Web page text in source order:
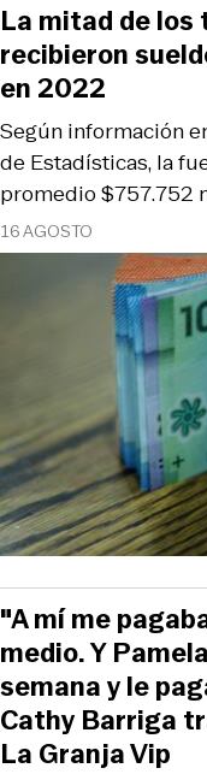
16 AGOSTO
Según información
de Estadísticas, la
promedio $757.752
La mitad de los
recibieron
en 2022
"A mí me
medio. Y
semana y le
Cathy Barriga
La Granja Vip